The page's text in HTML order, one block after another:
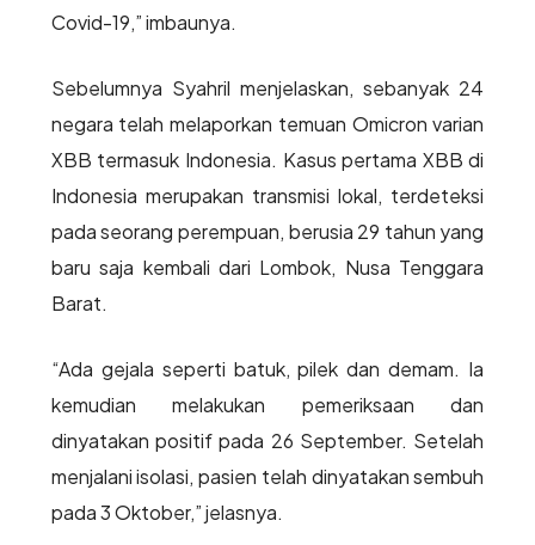
Covid-19,” imbaunya.
Sebelumnya Syahril menjelaskan, sebanyak 24
negara telah melaporkan temuan Omicron varian
XBB termasuk Indonesia. Kasus pertama XBB di
Indonesia merupakan transmisi lokal, terdeteksi
pada seorang perempuan, berusia 29 tahun yang
baru saja kembali dari Lombok, Nusa Tenggara
Barat.
“Ada gejala seperti batuk, pilek dan demam. Ia
kemudian melakukan pemeriksaan dan
dinyatakan positif pada 26 September. Setelah
menjalani isolasi, pasien telah dinyatakan sembuh
pada 3 Oktober,” jelasnya.